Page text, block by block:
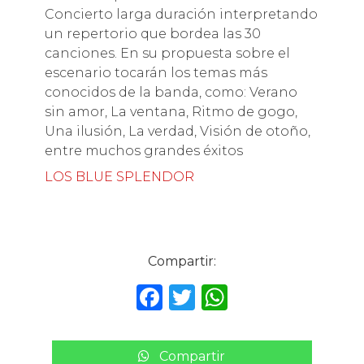
Concierto larga duración interpretando
un repertorio que bordea las 30
canciones. En su propuesta sobre el
escenario tocarán los temas más
conocidos de la banda, como: Verano
sin amor, La ventana, Ritmo de gogo,
Una ilusión, La verdad, Visión de otoño,
entre muchos grandes éxitos
LOS BLUE SPLENDOR
Compartir:
F
c
T
it
W
a
Compartir